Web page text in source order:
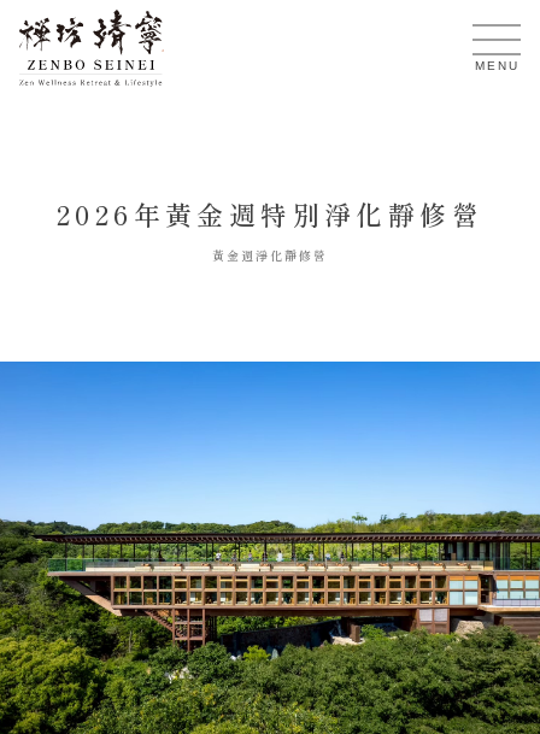
TW
MENU
2026年黃金週特別淨化靜修營
黃金週淨化靜修營